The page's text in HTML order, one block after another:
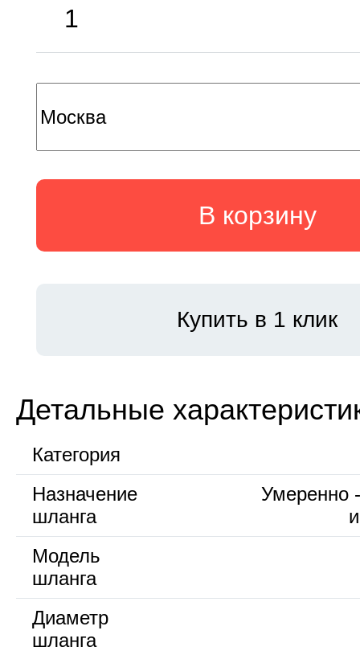
В корзину
Купить в 1 клик
Детальные
Категория
Назначение
шланга
Умеренно
Модель
шланга
Диаметр
шланга